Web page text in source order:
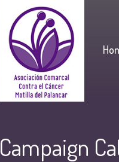
Campaign